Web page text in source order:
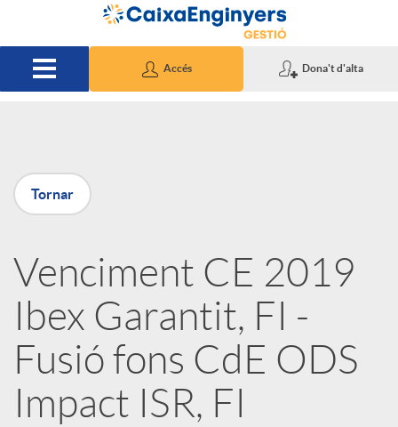
Salta al contingut principal
Accés Dona't d'alta
P
u
b
l
i
Tornar
Venciment CE 2019
Ibex Garantit, FI -
Fusió fons CdE ODS
Impact ISR, FI